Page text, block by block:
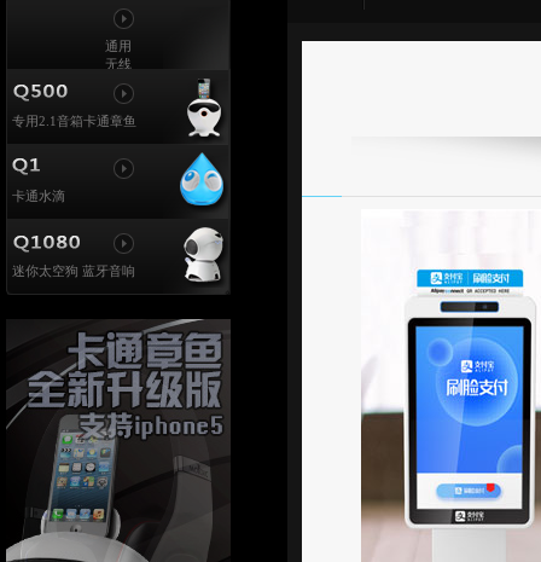
通用
无线
蓝牙
耳机
专用2.1音箱卡通章鱼
卡通水滴
迷你太空狗 蓝牙音响